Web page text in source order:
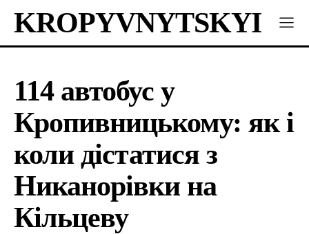
KROPYVNYTSKYI
114 автобус у
Кропивницькому: як і
коли дістатися з
Никанорівки на
Кільцеву